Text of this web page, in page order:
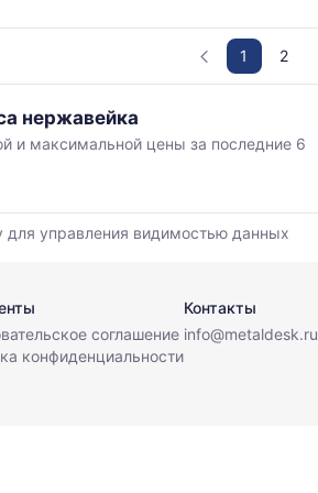
1 2
нержавейка
и максимальной цены за последние 6
для управления видимостью данных
соглашение
конфиденциальности
Контакты
info@metaldesk.ru